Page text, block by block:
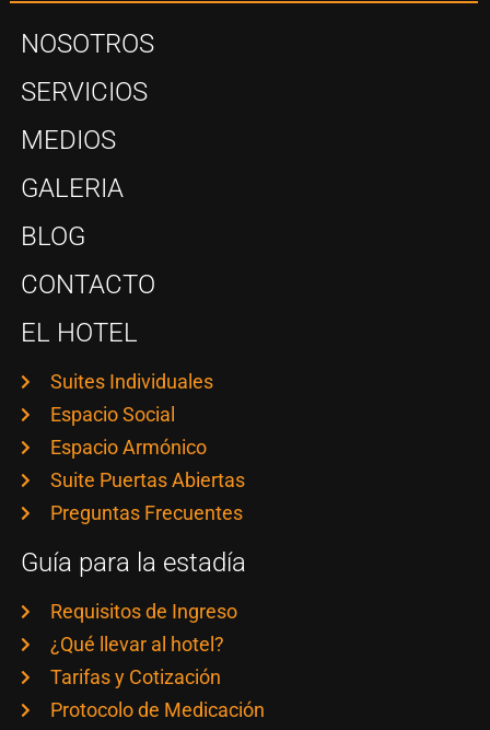
NOSOTROS
SERVICIOS
MEDIOS
GALERIA
BLOG
CONTACTO
EL HOTEL
Suites Individuales
Espacio Social
Espacio Armónico
Suite Puertas Abiertas
Preguntas Frecuentes
Guía para la estadía
Requisitos de Ingreso
¿Qué llevar al hotel?
Tarifas y Cotización
Protocolo de Medicación